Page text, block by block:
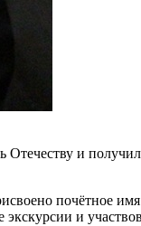
и
почётное
и